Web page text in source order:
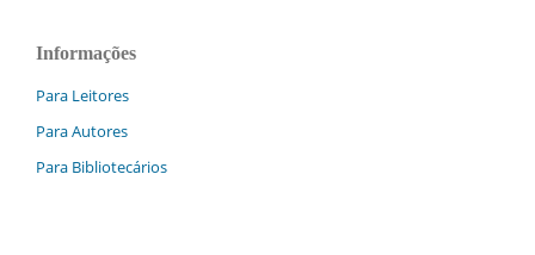
Informações
Para Leitores
Para Autores
Para Bibliotecários